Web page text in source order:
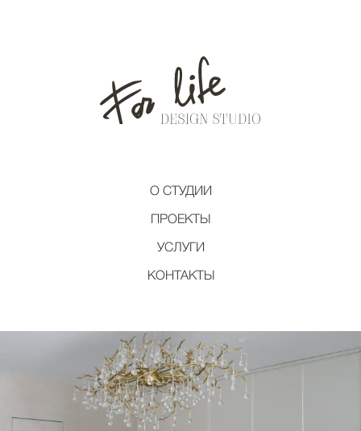
О СТУДИИ
ПРОЕКТЫ
УСЛУГИ
КОНТАКТЫ